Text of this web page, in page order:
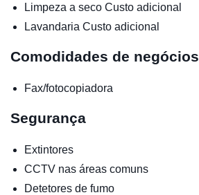
Limpeza a seco Custo adicional
Lavandaria Custo adicional
Comodidades de negócios
Fax/fotocopiadora
Segurança
Extintores
CCTV nas áreas comuns
Detetores de fumo